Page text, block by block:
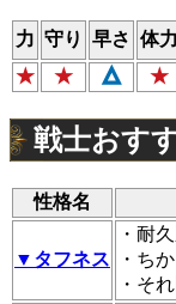
力 守り 早さ 体力
★
★ △ ★
戦士おす
性格名
▼タフネス
・耐
・ち
・そ